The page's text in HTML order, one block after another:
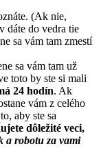
(Ak nie,
dáte do vedra tie
sa vám tam zmestí
sa vám tam už
toto by ste si mali
24 hodín. Ak
vám z celého
aby ste sa
dôležité veci,
a robotu za vami